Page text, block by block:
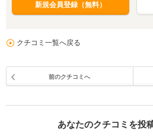
新規会員登録（無料）
クチコミ一覧へ戻る
前のクチコミへ
あなたのクチコミを投